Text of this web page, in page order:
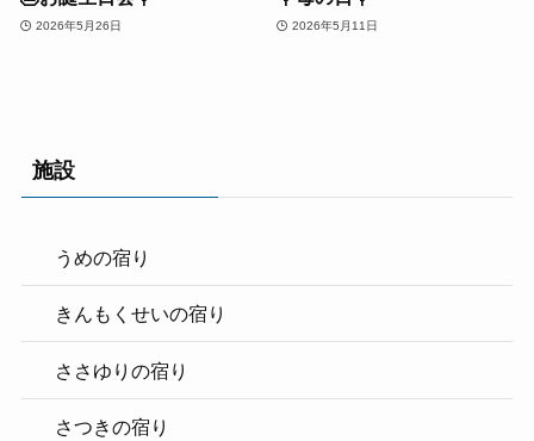
2026年5月26日 2026年5月11日
施設
うめの宿り
きんもくせいの宿り
ささゆりの宿り
さつきの宿り